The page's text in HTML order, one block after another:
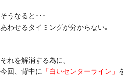
そうなると･･･
あわせるタイミングが分からない｡
それを解消する為に、
今回、 背中に 「白いセンターライン」